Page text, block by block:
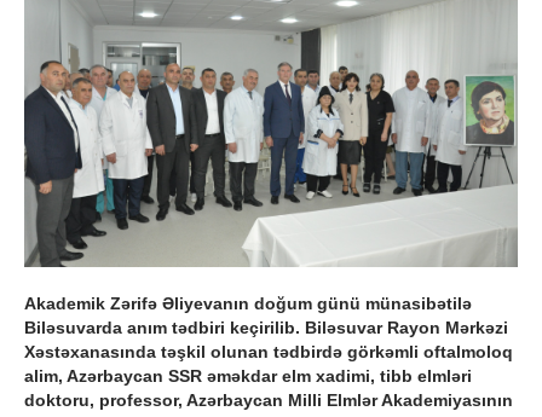
Akademik Zərifə Əliyevanın doğum günü münasibətilə
Biləsuvarda anım tədbiri keçirilib. Biləsuvar Rayon Mərkəzi
Xəstəxanasında təşkil olunan tədbirdə görkəmli oftalmoloq
alim, Azərbaycan SSR əməkdar elm xadimi, tibb elmləri
doktoru, professor, Azərbaycan Milli Elmlər Akademiyasının